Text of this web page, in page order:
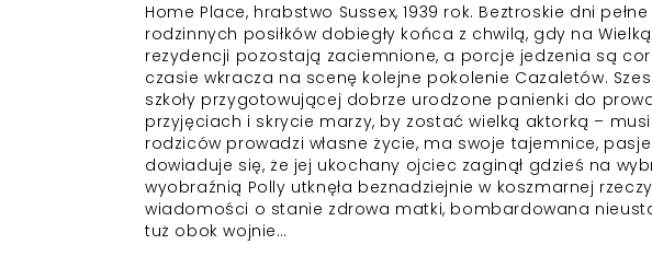
Home Place, hrabstwo Sussex, 1939 rok. Beztroskie dni
rodzinnych posiłków dobiegły końca z chwilą, gdy na
rezydencji pozostają zaciemnione, a porcje jedzenia są
czasie wkracza na scenę kolejne pokolenie Cazaletów.
szkoły przygotowującej dobrze urodzone panienki do
przyjęciach i skrycie marzy, by zostać wielką aktorką –
rodziców prowadzi własne życie, ma swoje tajemnice,
dowiaduje się, że jej ukochany ojciec zaginął gdzieś na
wyobraźnią Polly utknęła beznadziejnie w koszmarnej
wiadomości o stanie zdrowa matki, bombardowana
tuż obok wojnie…